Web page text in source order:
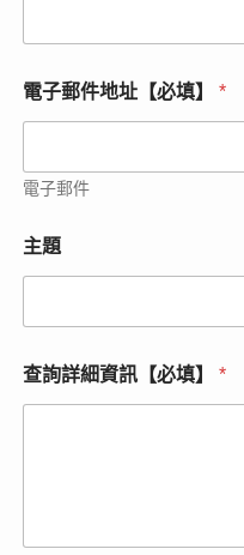
題
*
電子郵件地址【必填】 *
電子郵件
主題
查詢詳細資訊【必填】 *